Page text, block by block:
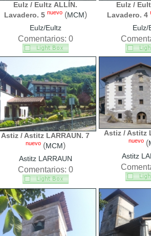
Eulz / Eultz ALLÍN.
Lavadero. 5 nuevo(MCM)
Eulz/Eultz
Comentarios: 0
Eulz /
Lavadero. 4
Eulz/
Astiz / Astitz LARRAUN. 7
nuevo(MCM)
Astitz LARRAUN
Comentarios: 0
Astiz / Astitz
nuevo(
Astitz